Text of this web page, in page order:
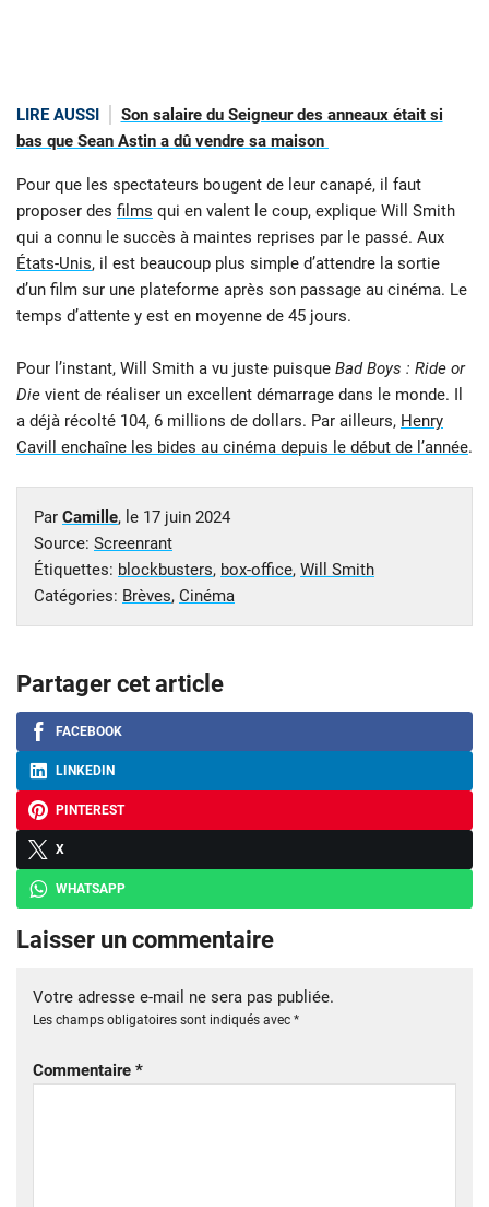
LIRE AUSSI
Son salaire du Seigneur des anneaux était si
bas que Sean Astin a dû vendre sa maison
Pour que les spectateurs bougent de leur canapé, il faut
proposer des films qui en valent le coup, explique Will Smith
qui a connu le succès à maintes reprises par le passé. Aux
États-Unis, il est beaucoup plus simple d’attendre la sortie
d’un film sur une plateforme après son passage au cinéma. Le
temps d’attente y est en moyenne de 45 jours.
Pour l’instant, Will Smith a vu juste puisque Bad Boys : Ride or
Die vient de réaliser un excellent démarrage dans le monde. Il
a déjà récolté 104, 6 millions de dollars. Par ailleurs, Henry
Cavill enchaîne les bides au cinéma depuis le début de l’année.
Par Camille, le 17 juin 2024
Source: Screenrant
Étiquettes: blockbusters, box-office, Will Smith
Catégories: Brèves, Cinéma
Partager cet article
FACEBOOK
LINKEDIN
PINTEREST
X
WHATSAPP
Laisser un commentaire
Votre adresse e-mail ne sera pas publiée.
Les champs obligatoires sont indiqués avec *
Commentaire *